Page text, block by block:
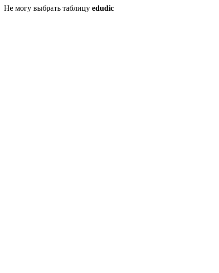
Не могу выбрать таблицу edudic